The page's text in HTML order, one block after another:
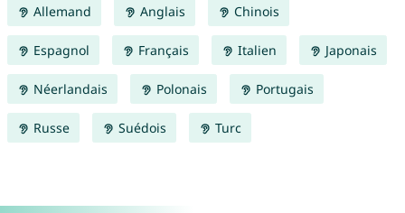
Allemand Anglais Chinois
Espagnol Français Italien Japonais
Néerlandais Polonais Portugais
Russe Suédois Turc